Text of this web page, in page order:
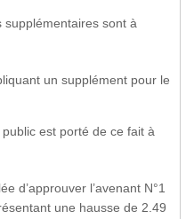
sont à
un supplément pour le
est porté de ce fait à
d’approuver l’avenant N°1
une hausse de 2.49